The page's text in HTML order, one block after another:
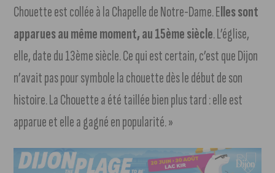
Chouette est collée à la Chapelle de Notre-Dame. Elles sont
apparues au même moment, au 15ème siècle. L’église,
elle, date du 13ème siècle. Ce qui est certain, c’est que Dijon
n’avait pas pour symbole la chouette dès le début de son
histoire. La Chouette a été taillée bien plus tard : elle est
apparue et elle a gagné en popularité. »